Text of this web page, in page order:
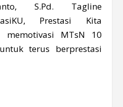
S.Pd. Tagline
Prestasi Kita
MTsN 10
terus berprestasi